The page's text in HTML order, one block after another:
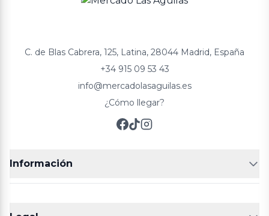
C. de Blas Cabrera, 125, Latina, 28044 Madrid, España
+34 915 09 53 43
info@mercadolasaguilas.es
¿Cómo llegar?
Información
FRUTERÍAS